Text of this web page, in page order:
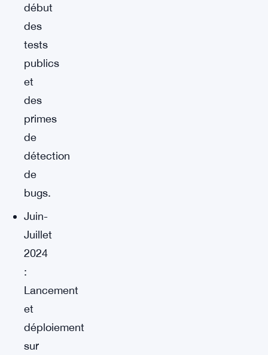
début
des
tests
publics
et
des
primes
de
détection
de
bugs.
Juin-
Juillet
2024
:
Lancement
et
déploiement
sur